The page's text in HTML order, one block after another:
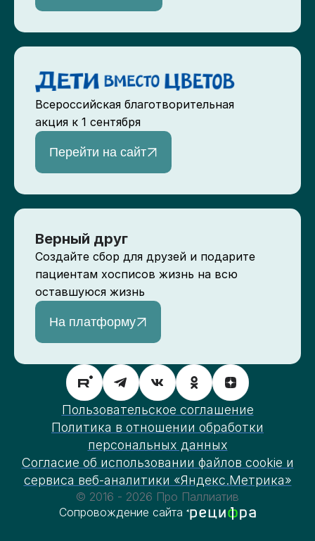
Всероссийская благотворительная
акция к 1 сентября
Перейти на сайт
Верный друг
Создайте сбор для друзей и подарите
пациентам хосписов жизнь на всю
оставшуюся жизнь
На платформу
Пользовательское соглашение
Политика в отношении обработки
персональных данных
Согласие об использовании файлов cookie и
сервиса веб-аналитики «Яндекс.Метрика»
© 2016 - 2026 Про Паллиатив
Сопровождение сайта